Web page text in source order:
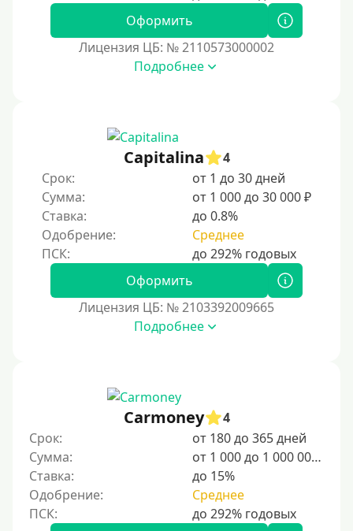
Оформить
Лицензия ЦБ: № 2110573000002
Подробнее
Capitalina
4
Срок:
от 1 до 30 дней
Сумма:
от 1 000 до 30 000 ₽
Ставка:
до 0.8%
Одобрение:
Среднее
Оформить
Лицензия ЦБ: № 2103392009665
Подробнее
Carmoney
4
Срок:
от 180 до 365 дней
Сумма:
от 1 000 до 1 000 000 ₽
Ставка:
до 15%
Одобрение:
Среднее